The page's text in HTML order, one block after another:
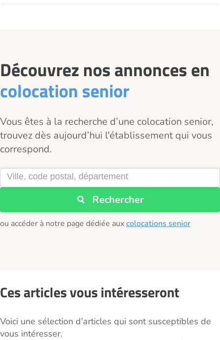
Découvrez nos annonces en
colocation senior
Vous êtes à la recherche d’une colocation senior,
trouvez dès aujourd’hui l'établissement qui vous
correspond.
Rechercher
ou accéder à notre page dédiée auxcolocations senior
Ces articles vous intéresseront
Voici une sélection d’articles qui sont susceptibles de
vous intéresser.